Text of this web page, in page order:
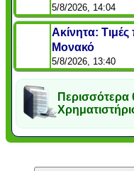
5/8/2026, 14:04
Ακίνητα:
Μονακό
5/8/2026, 13:40
Περισσότερα